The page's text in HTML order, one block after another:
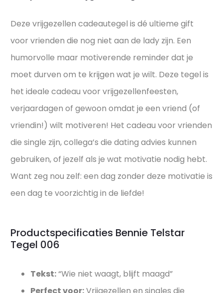
Deze vrijgezellen cadeautegel is dé ultieme gift
voor vrienden die nog niet aan de lady zijn. Een
humorvolle maar motiverende reminder dat je
moet durven om te krijgen wat je wilt. Deze tegel is
het ideale cadeau voor vrijgezellenfeesten,
verjaardagen of gewoon omdat je een vriend (of
vriendin!) wilt motiveren! Het cadeau voor vrienden
die single zijn, collega’s die dating advies kunnen
gebruiken, of jezelf als je wat motivatie nodig hebt.
Want zeg nou zelf: een dag zonder deze motivatie is
een dag te voorzichtig in de liefde!
Productspecificaties Bennie Telstar
Tegel 006
Tekst:“Wie niet waagt, blijft maagd”
Perfect voor:Vrijgezellen en singles die